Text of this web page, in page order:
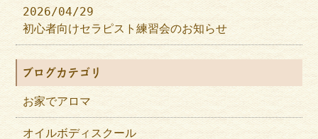
2026/04/29
初心者向けセラピスト練習会のお知らせ
ブログカテゴリ
お家でアロマ
オイルボディスクール